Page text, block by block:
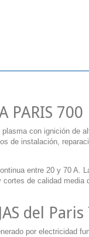
PARIS 700
plasma con ignición de
de instalación,
entre 20 y 70 A.
cortes de calidad media
del
por electricidad